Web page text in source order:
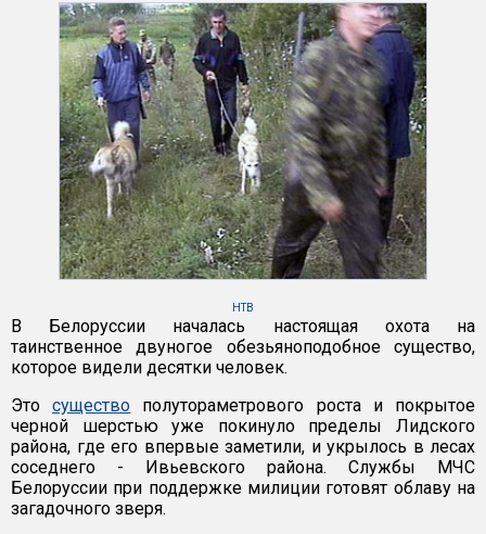
НТВ
В Белоруссии началась настоящая охота на
таинственное двуногое обезьяноподобное существо,
которое видели десятки человек.
Этосущество полутораметрового роста и покрытое
черной шерстью уже покинуло пределы Лидского
района, где его впервые заметили, и укрылось в лесах
соседнего - Ивьевского района. Службы МЧС
Белоруссии при поддержке милиции готовят облаву на
загадочного зверя.